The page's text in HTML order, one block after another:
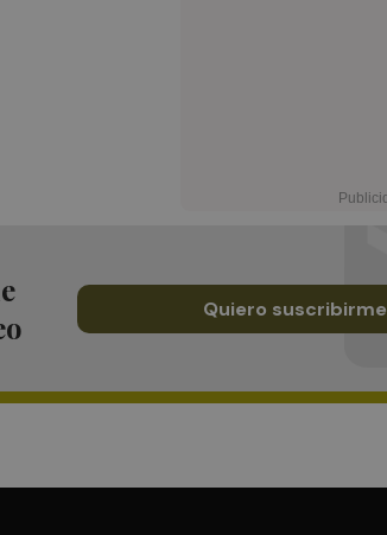
Quiero suscribirme